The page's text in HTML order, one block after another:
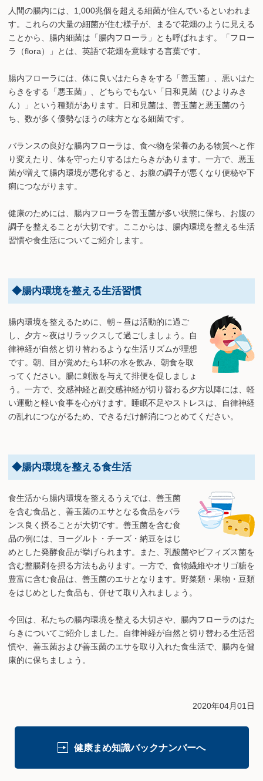
人間の腸内には、1,000兆個を超える細菌が住んでいるといわれま
す。これらの大量の細菌が住む様子が、まるで花畑のように見える
ことから、腸内細菌は「腸内フローラ」とも呼ばれます。「フロー
ラ（flora）」とは、英語で花畑を意味する言葉です。
腸内フローラには、体に良いはたらきをする「善玉菌」、悪いはた
らきをする「悪玉菌」、どちらでもない「日和見菌（ひよりみき
ん）」という種類があります。日和見菌は、善玉菌と悪玉菌のう
ち、数が多く優勢なほうの味方となる細菌です。
バランスの良好な腸内フローラは、食べ物を栄養のある物質へと作
り変えたり、体を守ったりするはたらきがあります。一方で、悪玉
菌が増えて腸内環境が悪化すると、お腹の調子が悪くなり便秘や下
痢につながります。
健康のためには、腸内フローラを善玉菌が多い状態に保ち、お腹の
調子を整えることが大切です。ここからは、腸内環境を整える生活
習慣や食生活についてご紹介します。
◆腸内環境を整える生活習慣
腸内環境を整えるために、朝～昼は活動的に過ご
し、夕方～夜はリラックスして過ごしましょう。自
律神経が自然と切り替わるような生活リズムが理想
です。朝、目が覚めたら1杯の水を飲み、朝食を取
ってください。腸に刺激を与えて排便を促しましょ
う。一方で、交感神経と副交感神経が切り替わる夕方以降には、軽
い運動と軽い食事を心がけます。睡眠不足やストレスは、自律神経
の乱れにつながるため、できるだけ解消につとめてください。
◆腸内環境を整える食生活
食生活から腸内環境を整えるうえでは、善玉菌
を含む食品と、善玉菌のエサとなる食品をバラ
ンス良く摂ることが大切です。善玉菌を含む食
品の例には、ヨーグルト・チーズ・納豆をはじ
めとした発酵食品が挙げられます。また、乳酸菌やビフィズス菌を
含む整腸剤を摂る方法もあります。一方で、食物繊維やオリゴ糖を
豊富に含む食品は、善玉菌のエサとなります。野菜類・果物・豆類
をはじめとした食品も、併せて取り入れましょう。
今回は、私たちの腸内環境を整える大切さや、腸内フローラのはた
らきについてご紹介しました。自律神経が自然と切り替わる生活習
慣や、善玉菌および善玉菌のエサを取り入れた食生活で、腸内を健
康的に保ちましょう。
2020年04月01日
健康まめ知識バックナンバーへ